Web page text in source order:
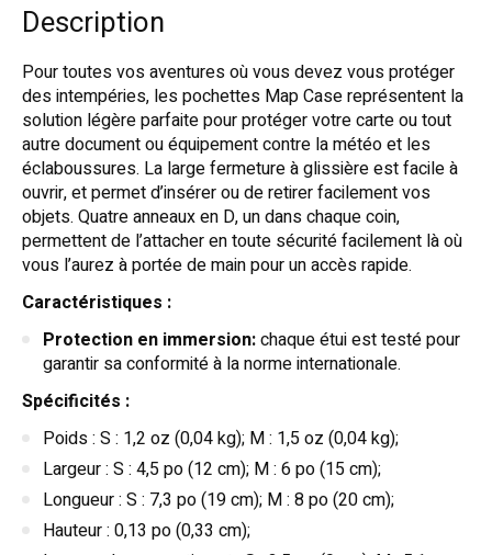
Description
Pour toutes vos aventures où vous devez vous protéger
des intempéries, les pochettes Map Case représentent la
solution légère parfaite pour protéger votre carte ou tout
autre document ou équipement contre la météo et les
éclaboussures. La large fermeture à glissière est facile à
ouvrir, et permet d’insérer ou de retirer facilement vos
objets. Quatre anneaux en D, un dans chaque coin,
permettent de l’attacher en toute sécurité facilement là où
vous l’aurez à portée de main pour un accès rapide.
Caractéristiques :
Protection en immersion:chaque étui est testé pour
garantir sa conformité à la norme internationale.
Spécificités :
Poids : S : 1,2 oz (0,04 kg); M : 1,5 oz (0,04 kg);
Largeur : S : 4,5 po (12 cm); M : 6 po (15 cm);
Longueur : S : 7,3 po (19 cm); M : 8 po (20 cm);
Hauteur : 0,13 po (0,33 cm);